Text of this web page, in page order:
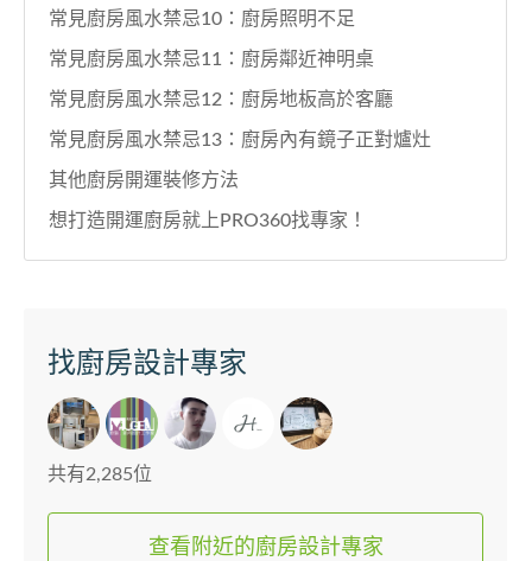
常見廚房風水禁忌10：廚房照明不足
常見廚房風水禁忌11：廚房鄰近神明桌
常見廚房風水禁忌12：廚房地板高於客廳
常見廚房風水禁忌13：廚房內有鏡子正對爐灶
其他廚房開運裝修方法
想打造開運廚房就上PRO360找專家！
找廚房設計專家
共有2,285位
查看附近的廚房設計專家